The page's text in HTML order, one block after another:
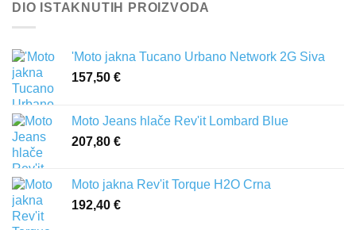
DIO ISTAKNUTIH PROIZVODA
'Moto jakna Tucano Urbano Network 2G Siva
157,50 €
Moto Jeans hlače Rev'it Lombard Blue
207,80 €
Moto jakna Rev'it Torque H2O Crna
192,40 €